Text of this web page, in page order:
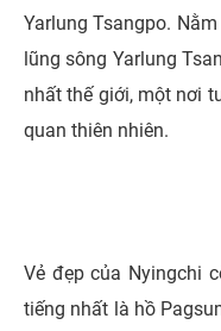
Yarlung Tsangpo.
lũng sông Yarlung
nhất thế giới, một nơi
quan thiên nhiên.
Vẻ đẹp của Nyingchi
tiếng nhất là hồ